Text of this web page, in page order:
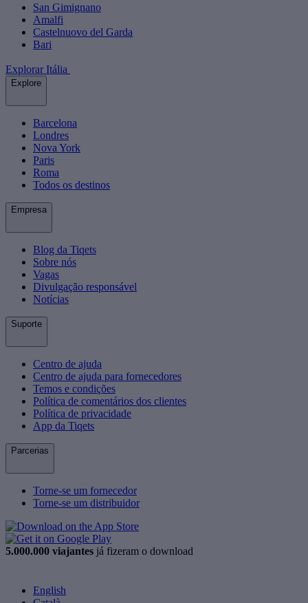
San Gimignano
Amalfi
Castelnuovo del Garda
Bari
Explorar Itália
Explore
Barcelona
Londres
Nova York
Paris
Roma
Todos os destinos
Empresa
Blog da Tiqets
Sobre nós
Vagas
Divulgação responsável
Notícias
Suporte
Centro de ajuda
Centro de ajuda para fornecedores
Temos e condições
Política de comentários dos clientes
Política de privacidade
App da Tiqets
Parcerias
Torne-se um fornecedor
Torne-se um distribuidor
5.000.000 viajantes já fizeram o download
English